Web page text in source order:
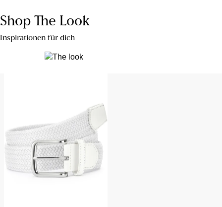
Shop The Look
Inspirationen für dich